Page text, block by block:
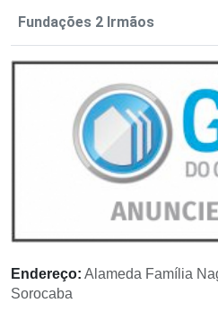
Fundações 2 Irmãos
Endereço: Alameda Família
Sorocaba